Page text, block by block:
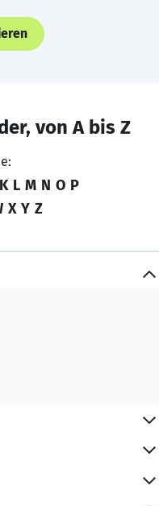
von A bis Z
K L M N O P
X Y Z